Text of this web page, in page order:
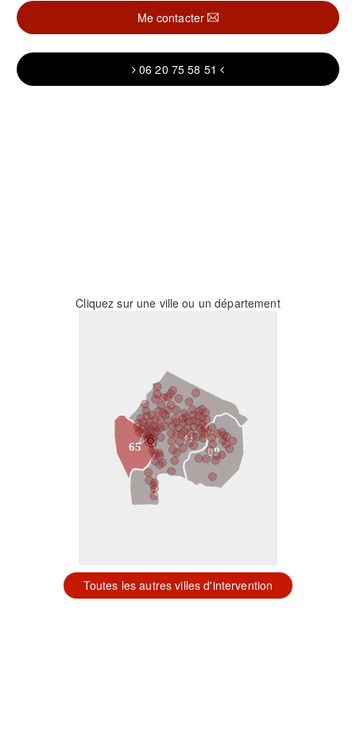
Me contacter
06 20 75 58 51
Cliquez sur une ville ou un département
31
09
65
Toutes les autres villes d'intervention